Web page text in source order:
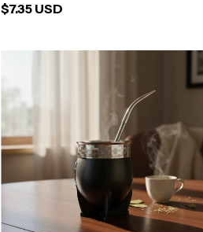
$7.35 USD